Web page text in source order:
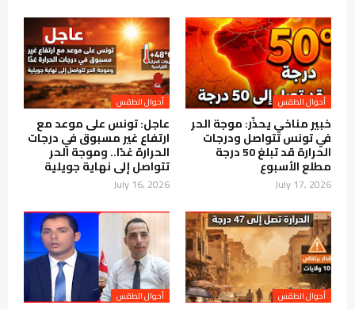
أحوال الطقس
خبير مناخي يحذّر: موجة الحر
في تونس تتواصل ودرجات
الحرارة قد تبلغ 50 درجة
مطلع الأسبوع
July 17, 2026
أحوال الطقس
عاجل: تونس على موعد مع
ارتفاع غير مسبوق في درجات
الحرارة غدًا.. وموجة الحر
تتواصل إلى نهاية جويلية
July 16, 2026
أحوال الطقس أحوال الطقس